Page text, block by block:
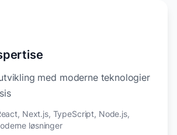
med moderne teknologier
Next.js, TypeScript, Node.js,
løsninger